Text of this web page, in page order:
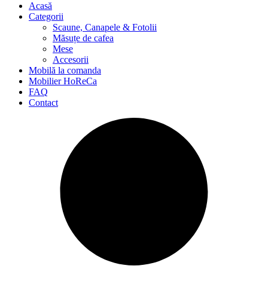
Acasă
Categorii
Scaune, Canapele & Fotolii
Măsuțe de cafea
Mese
Accesorii
Mobilă la comanda
Mobilier HoReCa
FAQ
Contact